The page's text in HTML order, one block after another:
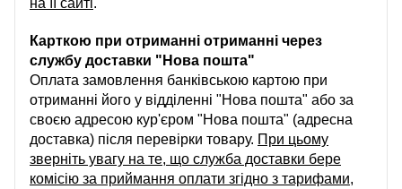
Карткою при отриманні отриманні через
службу доставки "Нова пошта"
Оплата замовлення банківською картою при
отриманні його у відділенні "Нова пошта" або за
своєю адресою кур'єром "Нова пошта" (адресна
доставка) після перевірки товару. При цьому
зверніть увагу на те, що служба доставки бере
комісію за приймання оплати згідно з тарифами,